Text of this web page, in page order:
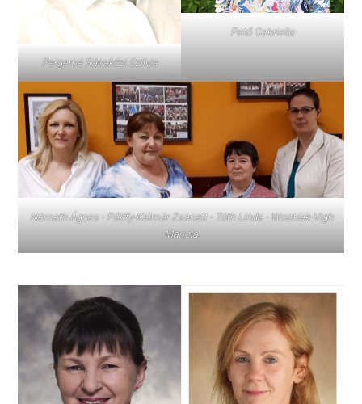
Pergerné Rábaközi Szilvia
Pető Gabriella
Németh Ágnes - Pálffy-Kalmár Zsanett - Tóth Linda - Wozniak-Vigh
Mariola